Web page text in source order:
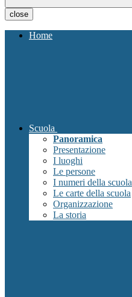
close
Home
Scuola
Panoramica
Presentazione
I luoghi
Le persone
I numeri della scuola
Le carte della scuola
Organizzazione
La storia